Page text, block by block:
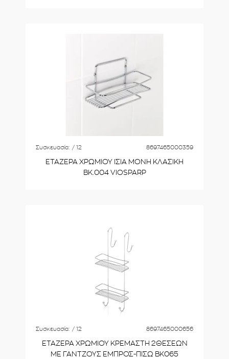
Συσκευασία: / 12 8697465000359
ΕΤΑΖΕΡΑ ΧΡΩΜΙΟΥ ΙΣΙA ΜΟΝΗ ΚΛΑΣΙΚΗ
ΒΚ.004 VIOSPARP
Συσκευασία: / 12 8697465000656
ΕΤΑΖΕΡΑ ΧΡΩΜΙΟΥ ΚΡΕΜΑΣΤΗ 2ΘΕΣΕΩΝ
ΜΕ ΓΑΝΤΖΟΥΣ ΕΜΠΡΟΣ-ΠΙΣΩ BK065